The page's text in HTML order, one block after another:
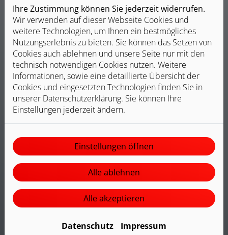
Im Urlaub Licht und Rollläden
automatisieren, die Heizung per App
regeln oder von unterwegs sehen, wer
an der Haustür klingelt – ein Smart
Home bringt mehr Komfort, erhöht die
Sicherheit und hilft, wertvolle Energie
zu sparen.
Ihre Zustimmung können Sie jederzeit widerrufen.
Wir verwenden auf dieser Webseite Cookies und
weitere Technologien, um Ihnen ein bestmögliches
Nutzungserlebnis zu bieten. Sie können das Setzen von
Cookies auch ablehnen und unsere Seite nur mit den
technisch notwendigen Cookies nutzen. Weitere
Informationen, sowie eine detaillierte Übersicht der
Cookies und eingesetzten Technologien finden Sie in
unserer Datenschutzerklärung. Sie können Ihre
Einstellungen jederzeit ändern.
Einstellungen öffnen
Alle ablehnen
Alle akzeptieren
Datenschutz Impressum